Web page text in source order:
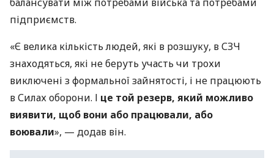
підприємств.
«Є велика кількість людей, які в розшуку, в СЗЧ
знаходяться, які не беруть участь чи трохи
виключені з формальної зайнятості, і не працюють
в Силах оборони. І це той резерв, який можливо
виявити, щоб вони або працювали, або
воювали», — додав він.